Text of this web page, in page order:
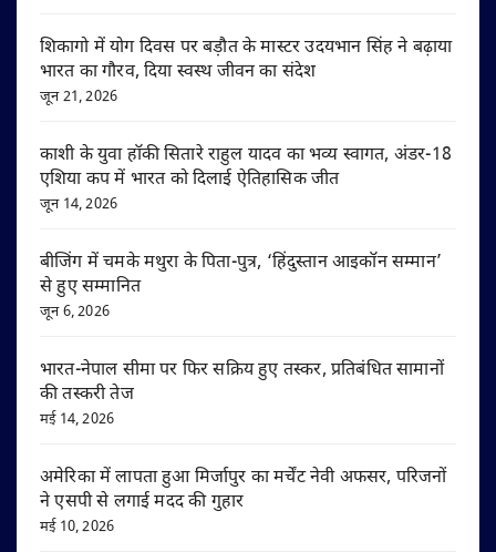
शिकागो में योग दिवस पर बड़ौत के मास्टर उदयभान सिंह ने बढ़ाया
भारत का गौरव, दिया स्वस्थ जीवन का संदेश
जून 21, 2026
काशी के युवा हॉकी सितारे राहुल यादव का भव्य स्वागत, अंडर-18
एशिया कप में भारत को दिलाई ऐतिहासिक जीत
जून 14, 2026
बीजिंग में चमके मथुरा के पिता-पुत्र, ‘हिंदुस्तान आइकॉन सम्मान’
से हुए सम्मानित
जून 6, 2026
भारत-नेपाल सीमा पर फिर सक्रिय हुए तस्कर, प्रतिबंधित सामानों
की तस्करी तेज
मई 14, 2026
अमेरिका में लापता हुआ मिर्जापुर का मर्चेंट नेवी अफसर, परिजनों
ने एसपी से लगाई मदद की गुहार
मई 10, 2026